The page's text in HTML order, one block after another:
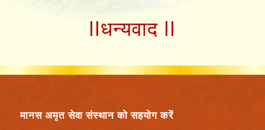
IIधन्यवाद II
मानस अमृत सेवा संस्थान को सहयोग करें